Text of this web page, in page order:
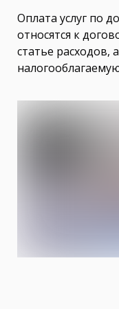
Оплата услуг по
относятся к
статье расходов,